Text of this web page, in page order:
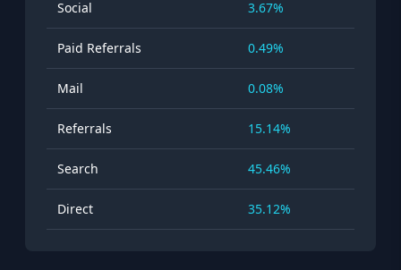
Social 3.67%
Paid Referrals 0.49%
Mail 0.08%
Referrals 15.14%
Search 45.46%
Direct 35.12%